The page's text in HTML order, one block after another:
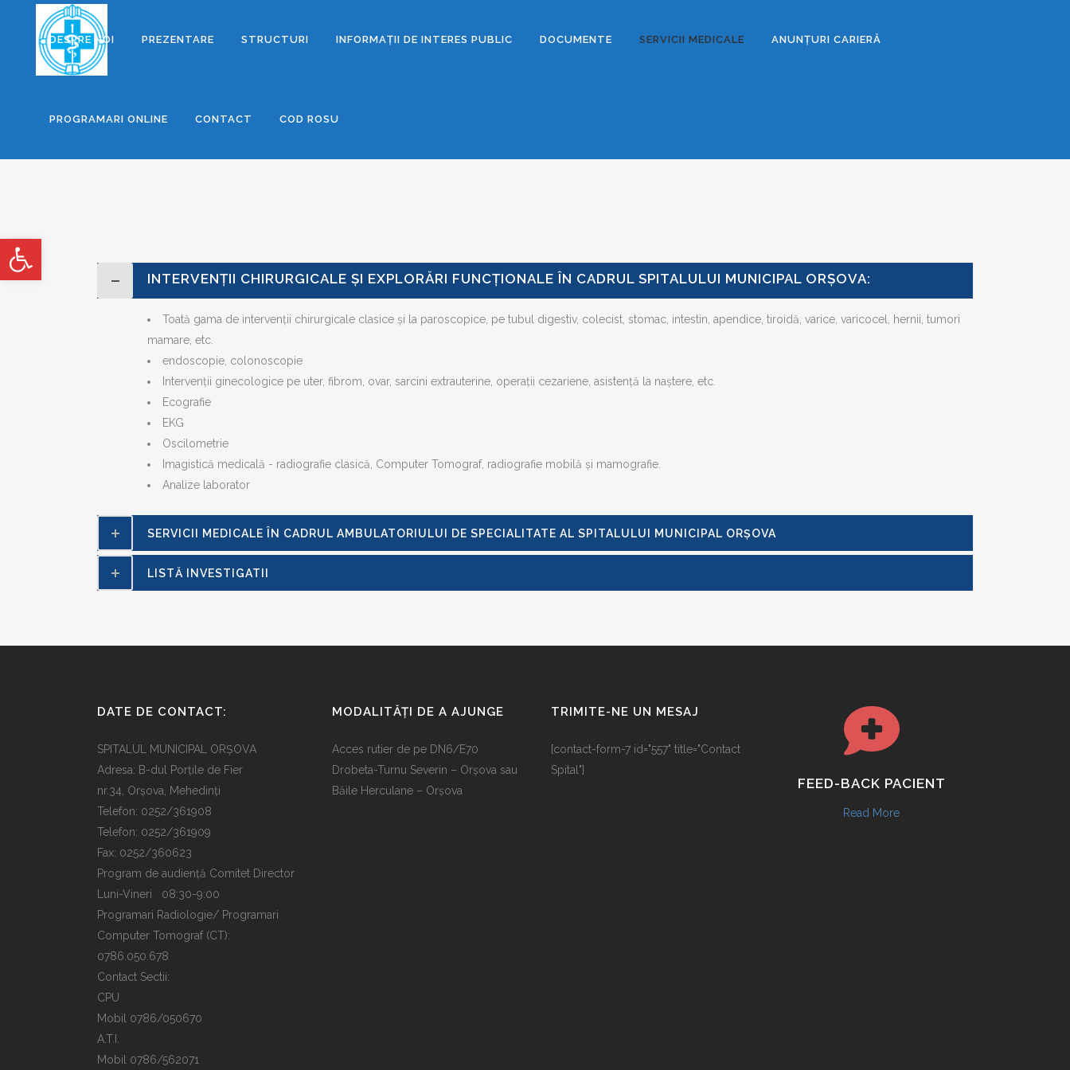
Deschide bara de unelte
DESPRE NOI PREZENTARE STRUCTURI INFORMAȚII DE INTERES PUBLIC DOCUMENTE SERVICII MEDICALE ANUNȚURI CARIERĂ
PROGRAMARI ONLINE CONTACT COD ROSU
INTERVENȚII CHIRURGICALE ȘI EXPLORĂRI FUNCȚIONALE ÎN CADRUL SPITALULUI MUNICIPAL ORȘOVA:
Toată gama de intervenții chirurgicale clasice și la paroscopice, pe tubul digestiv, colecist, stomac, intestin, apendice, tiroidă, varice, varicocel, hernii, tumori
mamare, etc.
endoscopie, colonoscopie
Intervenții ginecologice pe uter, fibrom, ovar, sarcini extrauterine, operații cezariene, asistență la naștere, etc.
Ecografie
EKG
Oscilometrie
Imagistică medicală - radiografie clasică, Computer Tomograf, radiografie mobilă și mamografie.
Analize laborator
SERVICII MEDICALE ÎN CADRUL AMBULATORIULUI DE SPECIALITATE AL SPITALULUI MUNICIPAL ORȘOVA
LISTĂ INVESTIGATII
DATE DE CONTACT:
SPITALUL MUNICIPAL ORȘOVA
Adresa: B-dul Porțile de Fier
nr.34, Orșova, Mehedinți
Telefon: 0252/361908
Telefon: 0252/361909
Fax: 0252/360623
Program de audiență Comitet Director
Luni-Vineri 08:30-9:00
Programari Radiologie/ Programari
Computer Tomograf (CT):
0786.050.678
Contact Sectii:
CPU
Mobil 0786/050670
A.T.I.
Mobil 0786/562071
MODALITĂȚI DE A AJUNGE
Acces rutier de pe DN6/E70
Drobeta-Turnu Severin – Orșova sau
Băile Herculane – Orșova
TRIMITE-NE UN MESAJ
[contact-form-7 id="557" title="Contact
Spital"]
FEED-BACK PACIENT
Read More